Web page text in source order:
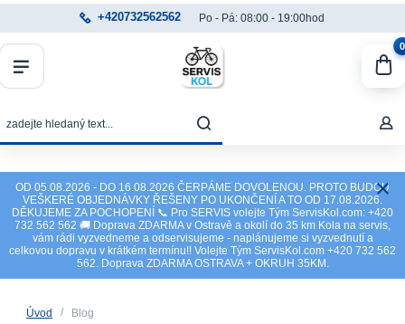
OD 05.08.2026 - DO 16.08.2026 ČERPÁME DOVOLENOU. PROTO BUDOU
VEŠKERÉ OBJEDNÁVKY ŘEŠENY PO UKONČENÍ A TO OD 17.08.2026.
DĚKUJEME ZA POCHOPENÍ 📞 Pro SERVIS volejte Tým ServisKol.com: +420
732 562 562 🚚 Doprava ZDARMA v Ostravě a okolí do 35 km Kola na servis,
vám rádi vyzvedneme a odservisujeme - naplánujeme si vyzvednutí a
celkovou dopravu v krátkém termínu!! Volejte Tým ServisKol.com +420 732 562
562. Doprava ZDARMA OSTRAVA + OKRUH 35KM.
+420732562562 Po - Pá: 08:00 - 19:00hod
0
Úvod Blog